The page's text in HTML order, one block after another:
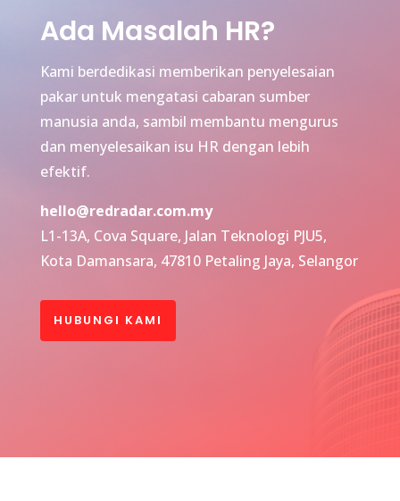
Ada Masalah HR?
Kami berdedikasi memberikan penyelesaian
pakar untuk mengatasi cabaran sumber
manusia anda, sambil membantu mengurus
dan menyelesaikan isu HR dengan lebih
efektif.
hello@redradar.com.my
L1-13A, Cova Square, Jalan Teknologi PJU5,
Kota Damansara, 47810 Petaling Jaya, Selangor
HUBUNGI KAMI